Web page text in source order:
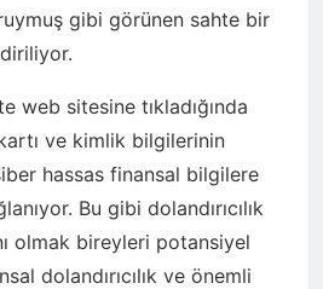
gibi görünen sahte bir
web sitesine tıkladığında
ve kimlik bilgilerinin
hassas finansal bilgilere
Bu gibi dolandırıcılık
olmak bireyleri potansiyel
dolandırıcılık ve önemli